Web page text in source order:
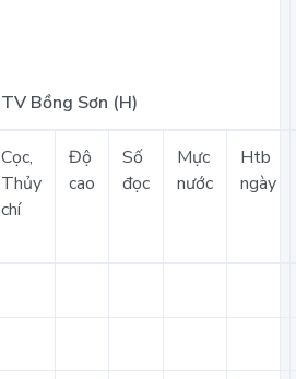
TV Bồng Sơn (H)
Cọc,
Thủy
chí
Độ
cao
Số
đọc
Mực
nước
Htb
ngày